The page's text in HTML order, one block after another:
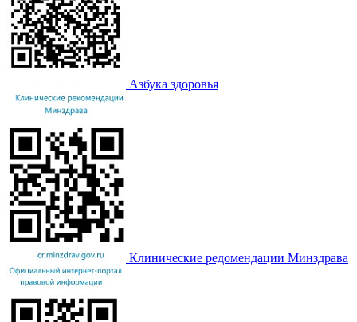
Азбука здоровья
Клинические редомендации Минздрава